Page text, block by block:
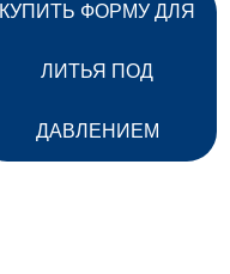
КУПИТЬ ФОРМУ ДЛЯ
ЛИТЬЯ ПОД
ДАВЛЕНИЕМ